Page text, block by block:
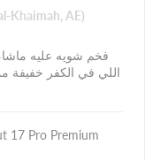
Khaimah, AE)
فخم شويه عليه ماشاء
اللي في الكفر خفيفة
17 Pro Premium